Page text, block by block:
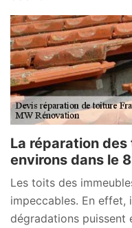
La réparation
environs dans le
Les toits des
impeccables. En effet,
dégradations puissent